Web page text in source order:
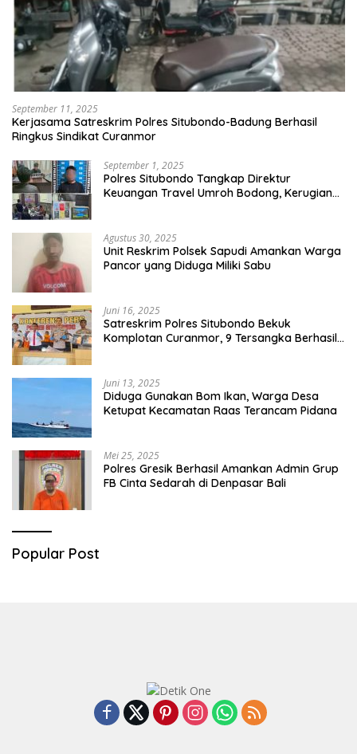
September 11, 2025
Kerjasama Satreskrim Polres Situbondo-Badung Berhasil
Ringkus Sindikat Curanmor
September 1, 2025
Polres Situbondo Tangkap Direktur
Keuangan Travel Umroh Bodong, Kerugian
Agustus 30, 2025
Unit Reskrim Polsek Sapudi Amankan Warga
Pancor yang Diduga Miliki Sabu
Juni 16, 2025
Satreskrim Polres Situbondo Bekuk
Komplotan Curanmor, 9 Tersangka Berhasil
Juni 13, 2025
Diduga Gunakan Bom Ikan, Warga Desa
Ketupat Kecamatan Raas Terancam Pidana
Mei 25, 2025
Polres Gresik Berhasil Amankan Admin Grup
FB Cinta Sedarah di Denpasar Bali
Popular Post